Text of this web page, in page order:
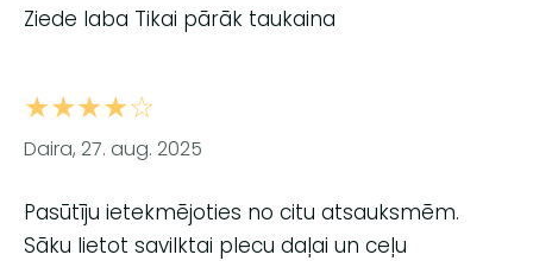
Ziede laba Tikai pārāk taukaina
★★★★☆
Daira, 27. aug. 2025
Pasūtīju ietekmējoties no citu atsauksmēm.
Sāku lietot savilktai plecu daļai un ceļu